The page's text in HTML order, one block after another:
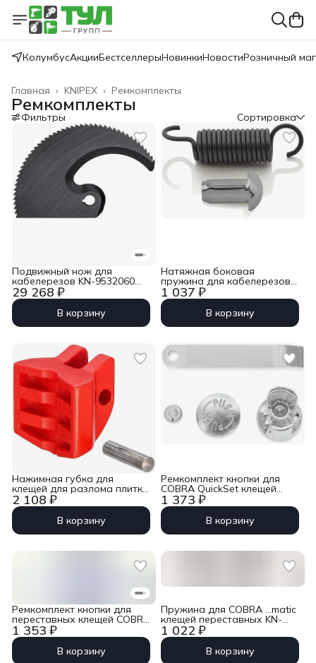
КолумбусАкцииБестселлерыНовинкиНовостиРозничный
Ремкомплекты
KNIPEX ›
Главная ›
Ремкомплекты
Фильтры Сортировка
29 268 ₽
Подвижный нож для
кабелерезов KN-9532060
Knipex KN-9539720
В корзину
1 037 ₽
Натяжная боковая
пружина для кабелерезов
KN-9536250/280 Knipex KN-
953908S
В корзину
2 108 ₽
Нажимная губка для
клещей для разлома плитки
KN-9113250 Knipex KN-
911925001
В корзину
1 373 ₽
Ремкомплект кнопки для
COBRA QuickSet клещей
переставных KN-8721300
Knipex KN-8729300
В корзину
1 353 ₽
Ремкомплект кнопки для
переставных клещей COBRA
QuickSet KN-872X250/300
Knipex KN-872901
В корзину
1 022 ₽
Пружина для COBRA …matic
клещей переставных KN-
8711250 Knipex KN-8719250
В корзину